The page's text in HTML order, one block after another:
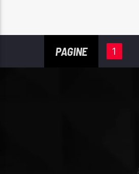
PAGINE 1